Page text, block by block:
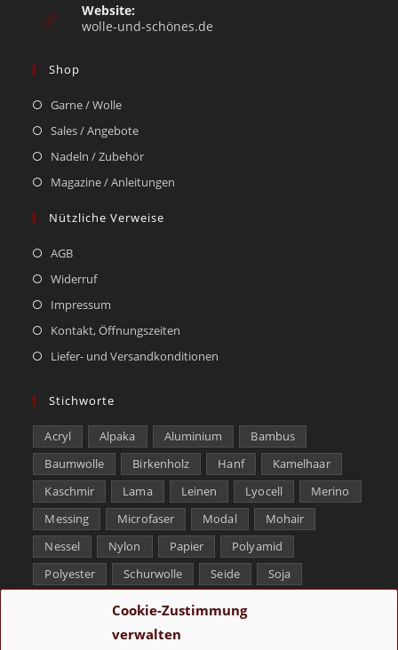
Cookie-Zustimmung
verwalten
Website:
wolle-und-schönes.de
Shop
Garne / Wolle
Sales / Angebote
Nadeln / Zubehör
Magazine / Anleitungen
Nützliche Verweise
AGB
Widerruf
Impressum
Kontakt, Öffnungszeiten
Liefer- und Versandkonditionen
Stichworte
Acryl Alpaka Aluminium
Bambus
Baumwolle
Birkenholz Hanf
Kamelhaar
Kaschmir
Lama Leinen Lyocell
Merino
Messing
Microfaser Modal
Mohair
Nessel
Nylon Papier
Polyamid
Polyester
Schurwolle Seide
Soja
Tencel
Yak